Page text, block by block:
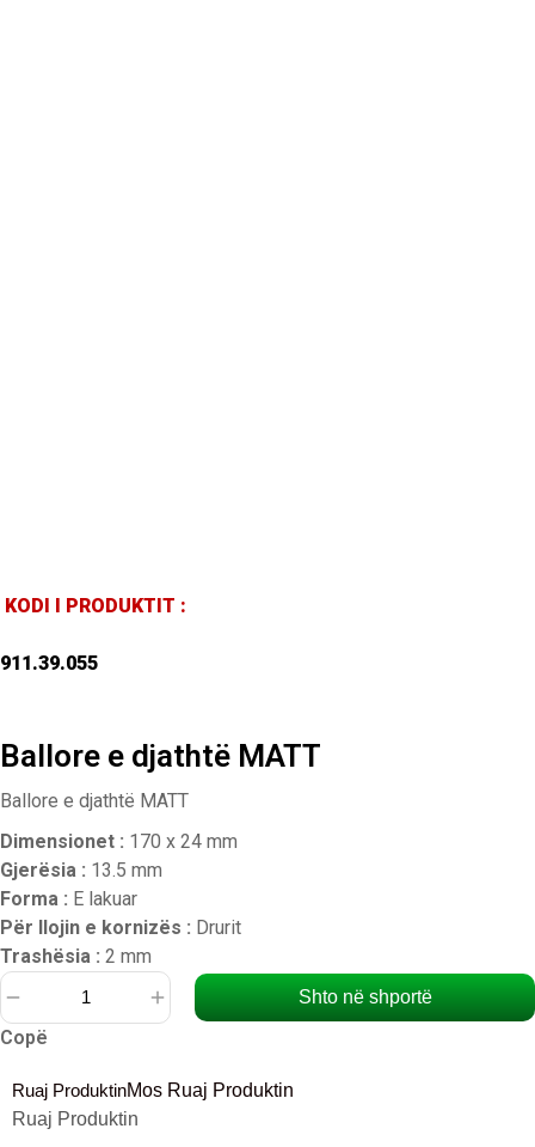
KODI I PRODUKTIT :
911.39.055
Ballore e djathtë MATT
Ballore e djathtë MATT
Dimensionet : 170 x 24 mm
Gjerësia : 13.5 mm
Forma : E lakuar
Për llojin e kornizës : Drurit
Trashësia : 2 mm
Ballore
djathtë
MATT
Shto në shportë
Copë
Ruaj ProduktinMos Ruaj Produktin
Ruaj Produktin